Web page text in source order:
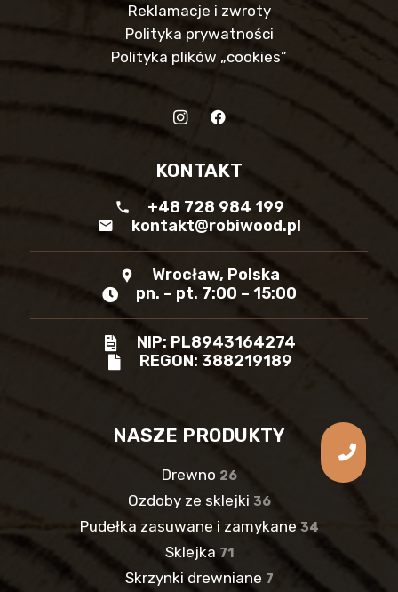
Reklamacje i zwroty
Polityka prywatności
Polityka plików „cookies”
KONTAKT
phone +48 728 984 199
mail kontakt@robiwood.pl
location_pin
Wrocław, Polska
pn. – pt. 7:00 – 15:00
NIP: PL8943164274
REGON: 388219189
NASZE PRODUKTY
Drewno 26
Ozdoby ze sklejki 36
Pudełka zasuwane i zamykane 34
Sklejka 71
Skrzynki drewniane 7